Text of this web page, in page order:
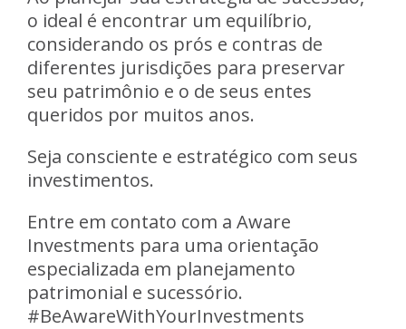
o ideal é encontrar um equilíbrio,
considerando os prós e contras de
diferentes jurisdições para preservar
seu patrimônio e o de seus entes
queridos por muitos anos.
Seja consciente e estratégico com seus
investimentos.
Entre em contato com a Aware
Investments para uma orientação
especializada em planejamento
patrimonial e sucessório.
#BeAwareWithYourInvestments